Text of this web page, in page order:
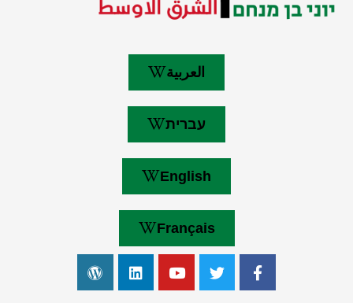
العربية
עברית
English
Français